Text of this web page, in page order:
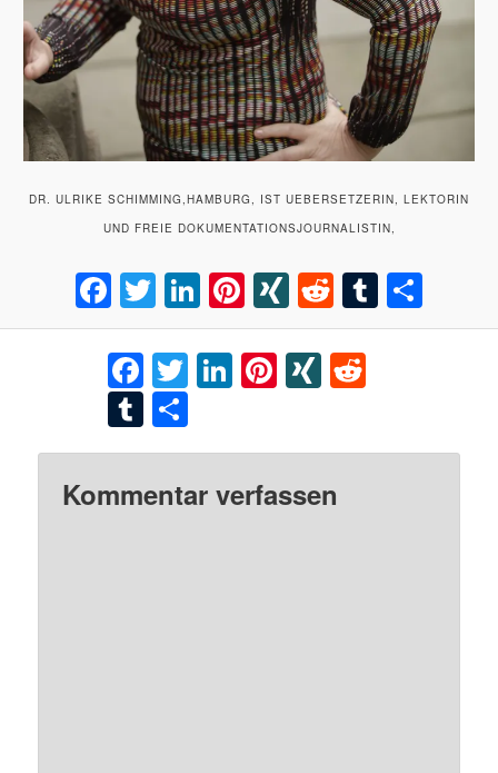
DR. ULRIKE SCHIMMING,HAMBURG, IST UEBERSETZERIN, LEKTORIN
UND FREIE DOKUMENTATIONSJOURNALISTIN,
Facebook
Twitter
LinkedIn
Pinterest
XINGRedditTumblr
Facebook
Twitter
LinkedIn
Pinterest
XING
Tumblr
Kommentar verfassen